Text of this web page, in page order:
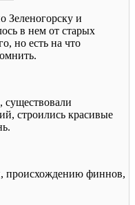
Зеленогорску и
в нем от старых
но есть на что
строились красивые
происхождению финнов,